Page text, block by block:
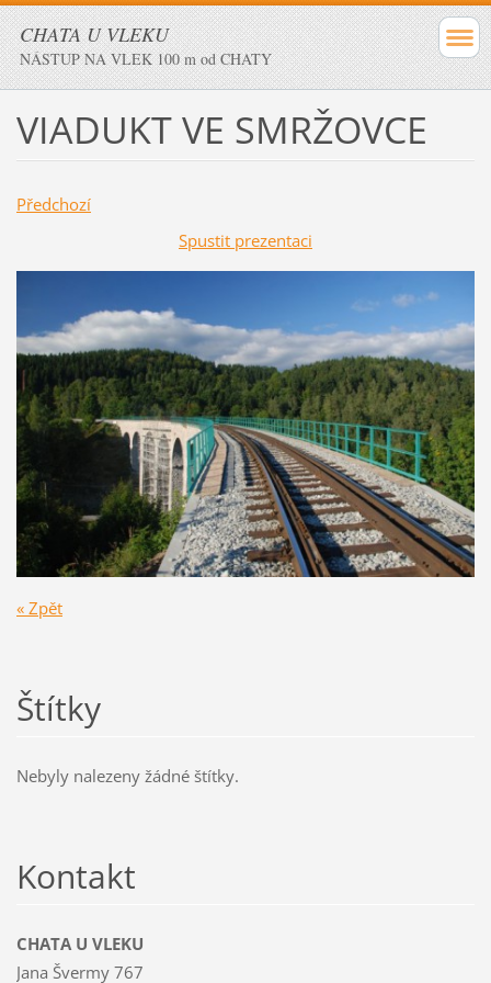
CHATA U VLEKU
NÁSTUP NA VLEK 100 m od CHATY
VIADUKT VE SMRŽOVCE
Předchozí
Spustit prezentaci
« Zpět
Štítky
Nebyly nalezeny žádné štítky.
Kontakt
CHATA U VLEKU
Jana Švermy 767